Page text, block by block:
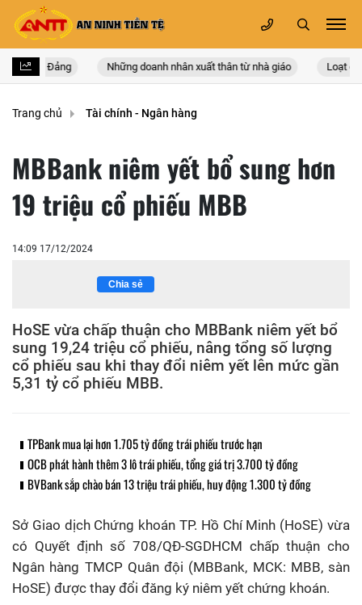
của Đảng Những doanh nhân xuất thân từ nhà giáo Loạt
Trang chủ Tài chính - Ngân hàng
MBBank niêm yết bổ sung hơn
19 triệu cổ phiếu MBB
14:09 17/12/2024
Chia sẻ
HoSE vừa chấp thuận cho MBBank niêm yết bổ
sung 19,24 triệu cổ phiếu, nâng tổng số lượng
cổ phiếu sau khi thay đổi niêm yết lên mức gần
5,31 tỷ cổ phiếu MBB.
TPBank mua lại hơn 1.705 tỷ đồng trái phiếu trước hạn
OCB phát hành thêm 3 lô trái phiếu, tổng giá trị 3.700 tỷ đồng
BVBank sắp chào bán 13 triệu trái phiếu, huy động 1.300 tỷ đồng
Sở Giao dịch Chứng khoán TP. Hồ Chí Minh (HoSE) vừa
có Quyết định số 708/QĐ-SGDHCM chấp thuận cho
Ngân hàng TMCP Quân đội (MBBank, MCK: MBB, sàn
HoSE) được thay đổi đăng ký niêm yết chứng khoán.